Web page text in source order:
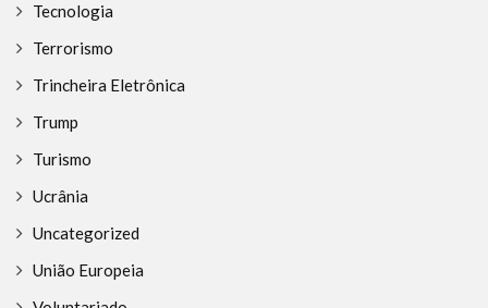
Tecnologia
Terrorismo
Trincheira Eletrônica
Trump
Turismo
Ucrânia
Uncategorized
União Europeia